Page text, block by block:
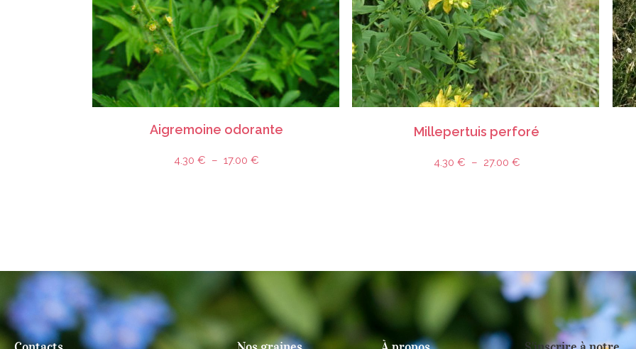
Aigremoine odorante
4.30€ – 17.00€
Millepertuis perforé
4.30 € – 27.00 €